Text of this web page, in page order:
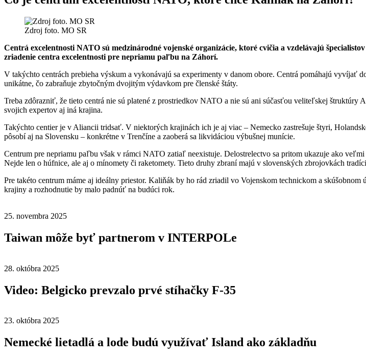
Zdroj foto. MO SR
Centrá excelentnosti NATO sú medzinárodné vojenské organizácie, ktoré cvičia a vzdelávajú
zriadenie centra excelentnosti pre nepriamu paľbu na Záhorí.
V takýchto centrách prebieha výskum a vykonávajú sa experimenty v danom obore. Centrá pomáhajú
unikátne, čo zabraňuje zbytočným dvojitým výdavkom pre členské štáty.
Treba zdôrazniť, že tieto centrá nie sú platené z prostriedkov NATO a nie sú ani súčasťou veliteľskej štruktúry
svojich expertov aj iná krajina.
Takýchto centier je v Aliancii tridsať. V niektorých krajinách ich je aj viac – Nemecko zastrešuje štyri,
pôsobí aj na Slovensku – konkrétne v Trenčíne a zaoberá sa likvidáciou výbušnej munície.
Centrum pre nepriamu paľbu však v rámci NATO zatiaľ neexistuje. Delostrelectvo sa pritom ukazuje ako
Nejde len o húfnice, ale aj o mínomety či raketomety. Tieto druhy zbraní majú v slovenských zbrojovkách
Pre takéto centrum máme aj ideálny priestor. Kaliňák by ho rád zriadil vo Vojenskom technickom a
krajiny a rozhodnutie by malo padnúť na budúci rok.
25. novembra 2025
Taiwan môže byť partnerom v INTERPOLe
28. októbra 2025
Video: Belgicko prevzalo prvé stíhačky F-35
23. októbra 2025
Nemecké lietadlá a lode budú využívať Island ako základňu